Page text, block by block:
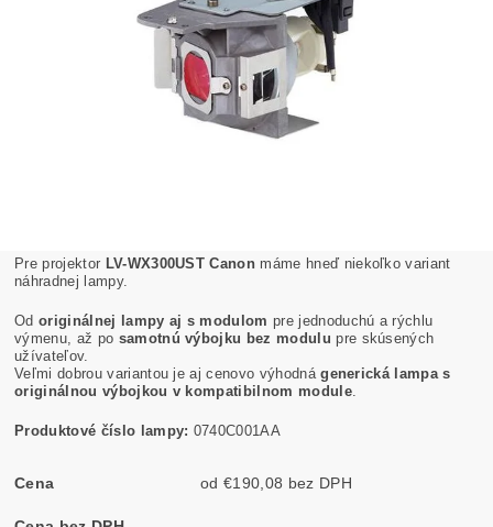
Pre projektor LV-WX300UST Canon máme hneď niekoľko variant
náhradnej lampy.
Odoriginálnej lampy aj s modulom pre jednoduchú a rýchlu
výmenu, až po samotnú výbojku bez modulu pre skúsených
užívateľov.
Veľmi dobrou variantou je aj cenovo výhodnágenerická lampa s
originálnou výbojkou v kompatibilnom module.
Produktové číslo lampy: 0740C001AA
Cena od €190,08 bez DPH